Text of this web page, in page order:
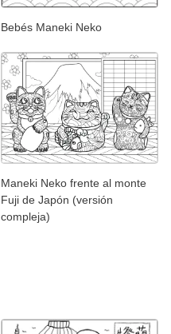
Bebés Maneki Neko
Maneki Neko frente al monte
Fuji de Japón (versión
compleja)